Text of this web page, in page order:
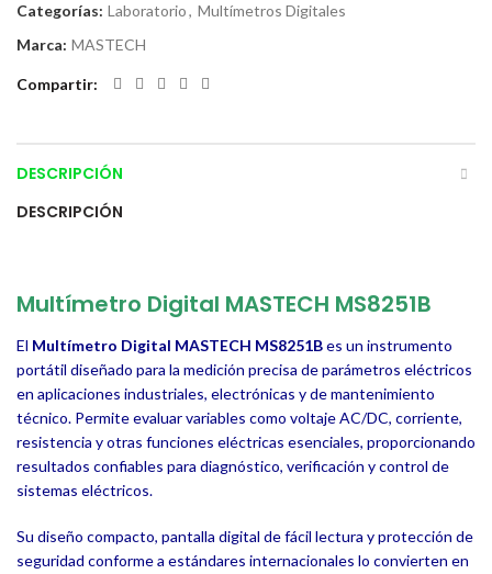
Categorías: Laboratorio, Multímetros Digitales
Marca: MASTECH
Compartir
DESCRIPCIÓN
DESCRIPCIÓN
Multímetro Digital MASTECH MS8251B
El Multímetro Digital MASTECH MS8251Bes un instrumento
portátil diseñado para la medición precisa de parámetros eléctricos
en aplicaciones industriales, electrónicas y de mantenimiento
técnico. Permite evaluar variables como voltaje AC/DC, corriente,
resistencia y otras funciones eléctricas esenciales, proporcionando
resultados confiables para diagnóstico, verificación y control de
sistemas eléctricos.
Su diseño compacto, pantalla digital de fácil lectura y protección de
seguridad conforme a estándares internacionales lo convierten en